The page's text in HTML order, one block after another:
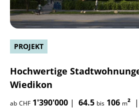
PROJEKT
Hochwertige
Wiedikon
ab CHF 1'390'000 | 64.5 bis 106 m² |